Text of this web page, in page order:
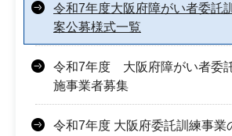
令和7年度大阪府障がい者委託
案公募様式一覧
令和7年度 大阪府障がい者委
施事業者募集
令和7年度 大阪府委託訓練事業